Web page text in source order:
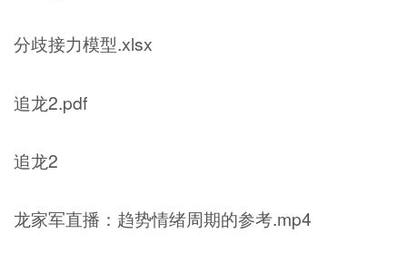
分歧接力模型.xlsx
追龙2.pdf
追龙2
龙家军直播：趋势情绪周期的参考.mp4